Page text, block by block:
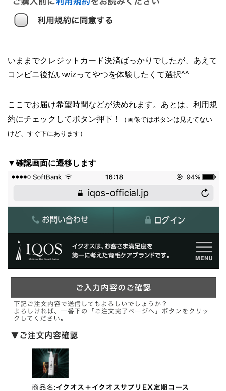
いままでクレジットカード決済ばっかりでしたが、あえて
コンビニ後払いwizってやつを体験したくて選択^^
ここでお届け希望時間などが決めれます。あとは、利用規
約にチェックしてボタン押下！
（画像ではボタンは見えてない
けど、すぐ下にあります）
▼確認画面に遷移します